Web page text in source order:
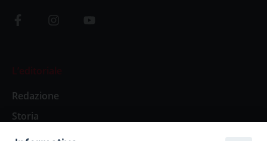
L’editoriale
Redazione
Storia